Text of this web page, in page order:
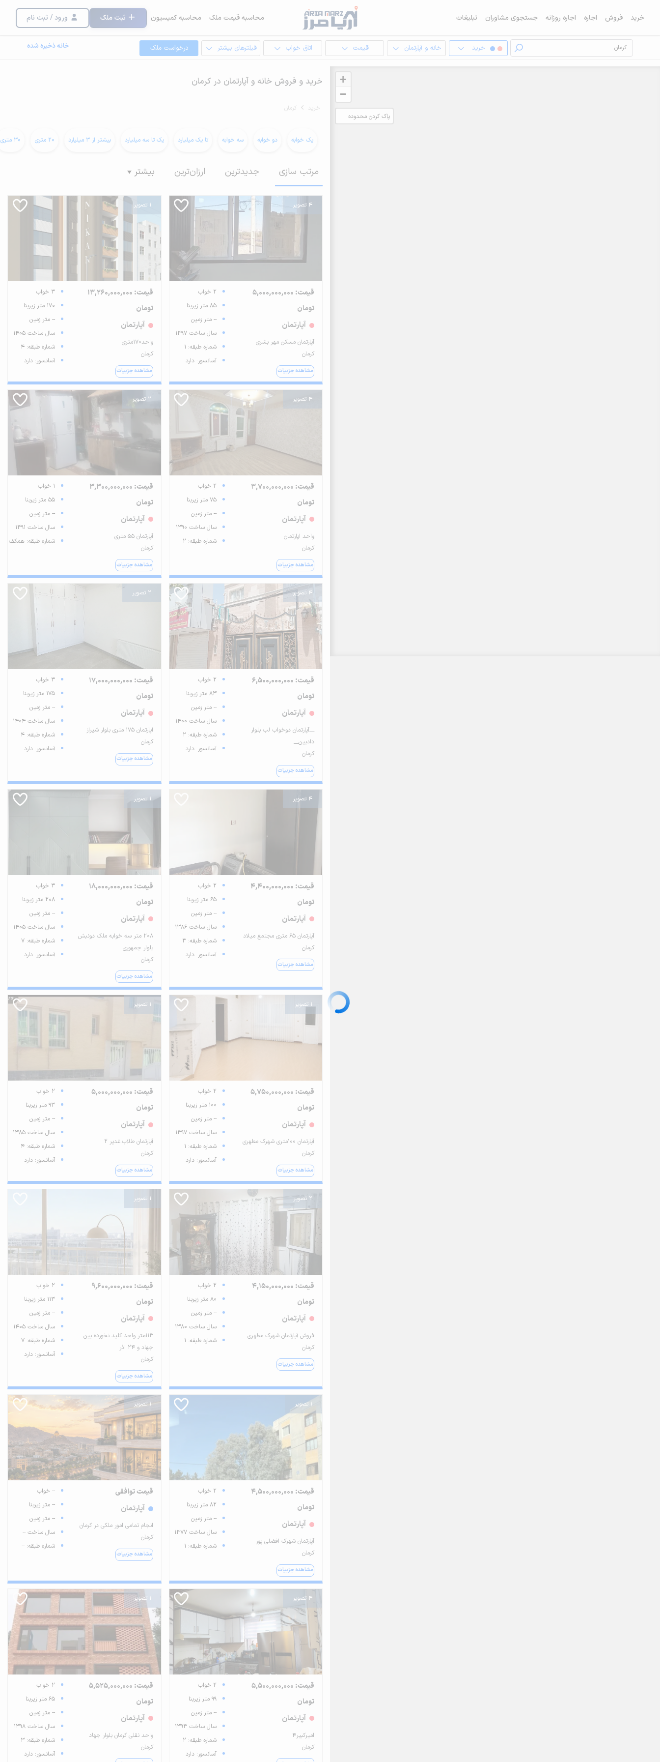
خرید فروش اجاره اجاره روزانه جستجوی مشاوران تبلیغات محاسبه قیمت ملک محاسبه کمیسیون ثبت ملک ورود / ثبت نام
خرید خانه و آپارتمان قیمت اتاق خواب فیلترهای بیشتر درخواست ملک خانه ذخیره شده
+
−
پاک کردن محدوده
خرید و فروش خانه و آپارتمان در کرمان
خرید کرمان
یک خوابه دو خوابه سه خوابه تا یک میلیارد یک تا سه میلیارد بیشتر از 3 میلیارد 20 متری 30 متری
مرتب سازی جدیدترین ارزان‌ترین بیشتر
4 تصویر
قیمت: 5,000,000,000
تومان
آپارتمان
آپارتمان مسکن مهر بشری
کرمان
مشاهده جزییات
2 خواب
85 متر زیربنا
-- متر زمین
سال ساخت 1397
شماره طبقه: 1
آسانسور: دارد
1 تصویر
قیمت: 13,260,000,000
تومان
آپارتمان
واحد۱۷۰متری
کرمان
مشاهده جزییات
3 خواب
170 متر زیربنا
-- متر زمین
سال ساخت 1405
شماره طبقه: 4
آسانسور: دارد
4 تصویر
قیمت: 3,700,000,000
تومان
آپارتمان
واحد اپارتمان
کرمان
مشاهده جزییات
2 خواب
75 متر زیربنا
-- متر زمین
سال ساخت 1390
شماره طبقه: 2
2 تصویر
قیمت: 3,300,000,000
تومان
آپارتمان
آپارتمان ۵۵ متری
کرمان
مشاهده جزییات
1 خواب
55 متر زیربنا
-- متر زمین
سال ساخت 1391
شماره طبقه: همکف
4 تصویر
قیمت: 6,500,000,000
تومان
آپارتمان
__آپارتمان دوخواب لب بلوار
دادبین__
کرمان
مشاهده جزییات
2 خواب
83 متر زیربنا
-- متر زمین
سال ساخت 1400
شماره طبقه: 2
آسانسور: دارد
2 تصویر
قیمت: 17,000,000,000
تومان
آپارتمان
اپارتمان ۱۷۵ متری بلوار شیراز
کرمان
مشاهده جزییات
3 خواب
175 متر زیربنا
-- متر زمین
سال ساخت 1404
شماره طبقه: 4
آسانسور: دارد
4 تصویر
قیمت: 4,400,000,000
تومان
آپارتمان
آپارتمان 65 متری مجتمع میلاد
کرمان
مشاهده جزییات
2 خواب
65 متر زیربنا
-- متر زمین
سال ساخت 1386
شماره طبقه: 3
آسانسور: دارد
1 تصویر
قیمت: 18,000,000,000
تومان
آپارتمان
208 متر سه خوابه ملک دونبش
بلوار جمهوری
کرمان
مشاهده جزییات
3 خواب
208 متر زیربنا
-- متر زمین
سال ساخت 1405
شماره طبقه: 7
آسانسور: دارد
1 تصویر
قیمت: 5,750,000,000
تومان
آپارتمان
آپارتمان ۱۰۰متری شهرک مطهری
کرمان
مشاهده جزییات
2 خواب
100 متر زیربنا
-- متر زمین
سال ساخت 1397
شماره طبقه: 1
آسانسور: دارد
1 تصویر
قیمت: 5,000,000,000
تومان
آپارتمان
آپارتمان طلاب.غدیر 2
کرمان
مشاهده جزییات
2 خواب
93 متر زیربنا
-- متر زمین
سال ساخت 1385
شماره طبقه: 4
آسانسور: دارد
2 تصویر
قیمت: 4,150,000,000
تومان
آپارتمان
فروش آپارتمان شهرک مطهری
کرمان
مشاهده جزییات
2 خواب
80 متر زیربنا
-- متر زمین
سال ساخت 1380
شماره طبقه: 1
1 تصویر
قیمت: 9,600,000,000
تومان
آپارتمان
۱۱۳متر واحد کلید نخورده بین
جهاد و ۲۴ اذر
کرمان
مشاهده جزییات
2 خواب
113 متر زیربنا
-- متر زمین
سال ساخت 1405
شماره طبقه: 7
آسانسور: دارد
1 تصویر
قیمت: 4,500,000,000
تومان
آپارتمان
آپارتمان شهرک افضلی پور
کرمان
مشاهده جزییات
2 خواب
82 متر زیربنا
-- متر زمین
سال ساخت 1377
شماره طبقه: 1
1 تصویر
قیمت توافقی
آپارتمان
انجام تمامی امور ملکی در کرمان
کرمان
مشاهده جزییات
-- خواب
-- متر زیربنا
-- متر زمین
سال ساخت --
شماره طبقه: --
4 تصویر
قیمت: 5,500,000,000
تومان
آپارتمان
امیرکبیر۴
کرمان
2 خواب
99 متر زیربنا
-- متر زمین
سال ساخت 1393
شماره طبقه: 2
آسانسور: دارد
1 تصویر
قیمت: 5,525,000,000
تومان
آپارتمان
واحد نقلی کرمان بلوار جهاد
کرمان
2 خواب
65 متر زیربنا
-- متر زمین
سال ساخت 1398
شماره طبقه: 3
آسانسور: دارد